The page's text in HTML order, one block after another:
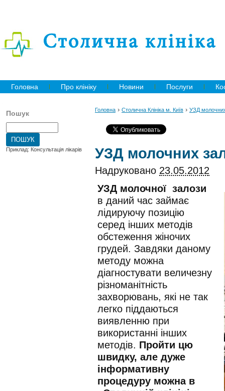
Головна Про клініку Новини Послуги
Пошук
Приклад: Консультація лікарів
Головна › Столична Клініка м. Київ › УЗД
УЗД молочних
Надруковано 23.05.2012
УЗД молочної залози
в даний час займає
лідируючу позицію
серед інших методів
обстеження жіночих
грудей. Завдяки даному
методу можна
діагностувати величезну
різноманітність
захворювань, які не так
легко піддаються
виявленню при
використанні інших
методів. Пройти цю
швидку, але дуже
інформативну
процедуру можна в